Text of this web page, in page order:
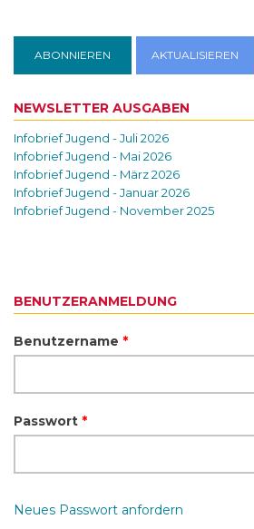
NEWSLETTER AUSGABEN
Infobrief Jugend - Juli 2026
Infobrief Jugend - Mai 2026
Infobrief Jugend - März 2026
Infobrief Jugend - Januar 2026
Infobrief Jugend - November 2025
BENUTZERANMELDUNG
Benutzername *
Passwort *
Neues Passwort anfordern